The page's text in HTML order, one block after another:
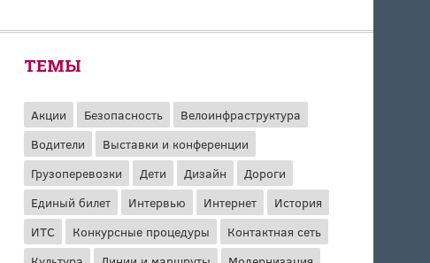
ТЕМЫ
Акции Безопасность
Велоинфраструктура
Водители
Выставки и конференции
Грузоперевозки
Дети Дизайн
Дороги
Единый билет
Интервью Интернет
История
ИТС
Конкурсные процедуры
Контактная сеть